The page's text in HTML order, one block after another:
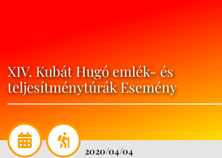
XIV. Kubát Hugó emlék- és
teljesítménytúrák Esemény
2020/04/04